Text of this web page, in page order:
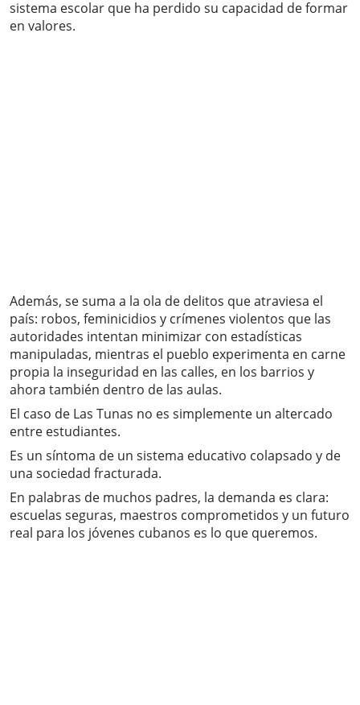
sistema escolar que ha perdido su capacidad de formar
en valores.
Además, se suma a la ola de delitos que atraviesa el
país: robos, feminicidios y crímenes violentos que las
autoridades intentan minimizar con estadísticas
manipuladas, mientras el pueblo experimenta en carne
propia la inseguridad en las calles, en los barrios y
ahora también dentro de las aulas.
El caso de Las Tunas no es simplemente un altercado
entre estudiantes.
Es un síntoma de un sistema educativo colapsado y de
una sociedad fracturada.
En palabras de muchos padres, la demanda es clara:
escuelas seguras, maestros comprometidos y un futuro
real para los jóvenes cubanos es lo que queremos.